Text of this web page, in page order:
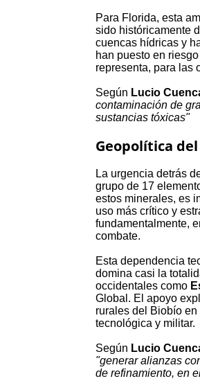
Para Florida, esta
sido históricamente
cuencas hídricas y
han puesto en
representa, para las
Según Lucio
contaminación de
sustancias tóxicas"
Geopolítica
La urgencia detrás
grupo de 17
estos minerales, es
uso más crítico y
fundamentalmente,
combate.
Esta dependencia
domina casi la
occidentales como
Global. El apoyo
rurales del Biobío
tecnológica y militar.
Según Lucio
"generar alianzas
de refinamiento, en